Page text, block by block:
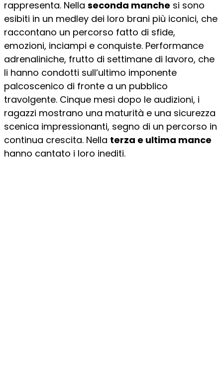
rappresenta. Nella seconda manche si sono
esibiti in un medley dei loro brani più iconici, che
raccontano un percorso fatto di sfide,
emozioni, inciampi e conquiste. Performance
adrenaliniche, frutto di settimane di lavoro, che
li hanno condotti sull’ultimo imponente
palcoscenico di fronte a un pubblico
travolgente. Cinque mesi dopo le audizioni, i
ragazzi mostrano una maturità e una sicurezza
scenica impressionanti, segno di un percorso in
continua crescita. Nella terza e ultima mance
hanno cantato i loro inediti.